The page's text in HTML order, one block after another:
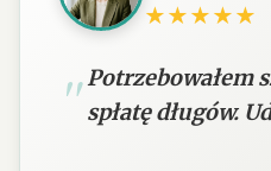
★★★★★
Potrzebowałem
spłatę długów.